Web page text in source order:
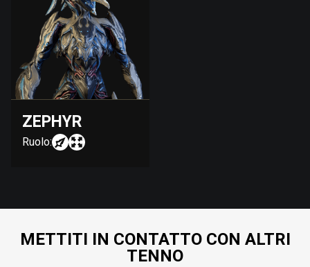
ZEPHYR
Ruolo:
METTITI IN CONTATTO CON ALTRI
TENNO